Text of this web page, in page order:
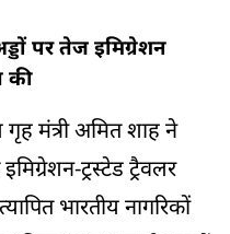
पर तेज इमिग्रेशन
की
गृह मंत्री अमित शाह ने
ट्रस्टेड ट्रैवलर
भारतीय नागरिकों